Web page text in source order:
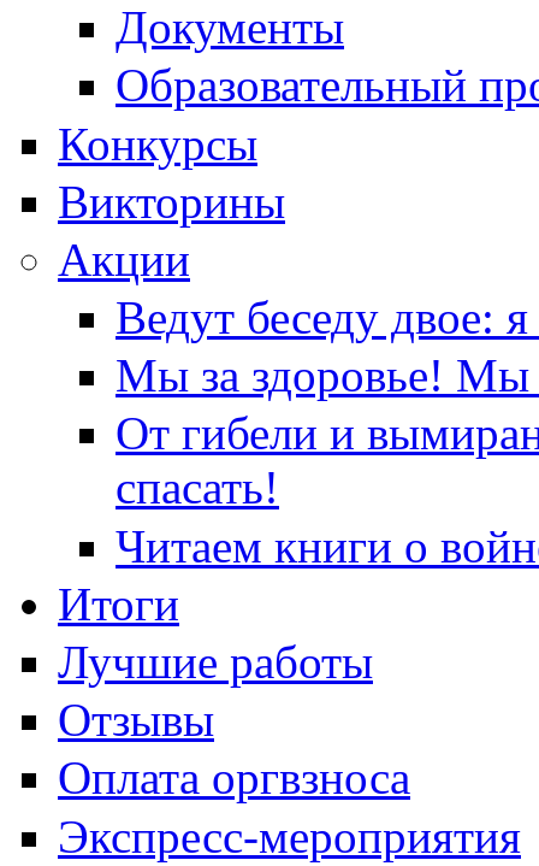
Документы
Образовательный
Конкурсы
Викторины
Акции
Ведут беседу двое:
Мы за здоровье! Мы
От гибели и
спасать!
Читаем книги о
Итоги
Лучшие работы
Отзывы
Оплата оргвзноса
Экспресс-мероприятия